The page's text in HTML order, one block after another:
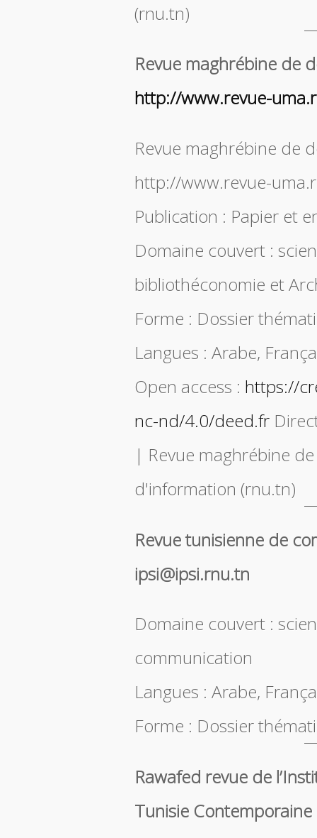
(rnu.tn)
Revue maghrébine de
http://www.revue-
Revue maghrébine de
http://www.revue-
Publication : Papier et
Domaine couvert :
bibliothéconomie et
Forme : Dossier
Langues : Arabe,
Open access : https://
nc-nd/4.0/deed.fr
| Revue maghrébine
d'information (rnu.tn)
Revue tunisienne de
ipsi@ipsi.rnu.tn
Domaine couvert :
communication
Langues : Arabe,
Forme : Dossier
Rawafed revue de
Tunisie Contemporaine